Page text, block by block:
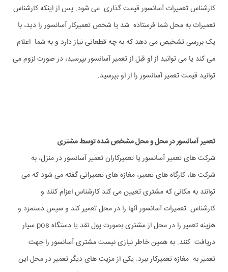
کارشناس تعمیرات آسانسور قیمت گذاری می شود. پس از اینکه کارشناس
تعمیرات به محل شما فرستاده شد یا شخص تعمیرکار آسانسور را دید، با
یک بررسی تشخیص می دهد که به چه قطعاتی نیاز دارد و به شما اعلام
می کند یا می توانید از او قبل از تعمیر آسانسور بپرسید، در صورت لزوم می
توانید قیمت تعمیر آسانسور را از او بپرسید.
تعمیر آسانسور در محل و محل مشخص شده توسط مشتری
شرکت های تعمیر آسانسور یا تعمیرکاران تعمیر آسانسور در منزل، به
شرکت ها، کارگاه های تعمیر، مغازه های تعمیراتی گفته می شود که می
توانند به مکانی که مشتری تعیین می کند کارشناس اعزام کنند و
کارشناس تعمیرات آسانسور آنها را در محل تعمیر کند و سپس دستمزد و
هزینه تعمیر را در محل از مشتری بصورت پول نقد یا دستگاه pos سیار
دریافت کنند. به همین خاطر نیازی نیست مشتری آسانسور را جهت
تعمیر به مغازه تعمیرکار ببرد. یکی از مزیت های دیگر تعمیر در محل این